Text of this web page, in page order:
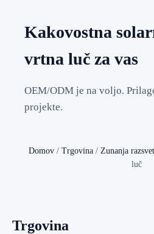
Kakovostna
vrtna luč za vas
OEM/ODM je na voljo.
projekte.
Domov / Trgovina / Zunanja
luč
Trgovina